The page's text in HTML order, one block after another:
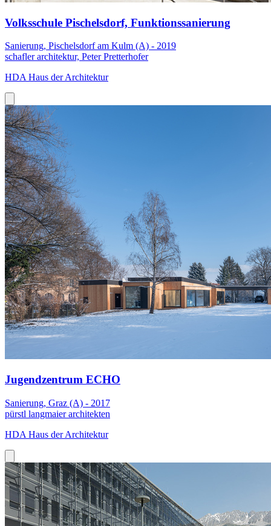
Volksschule Pischelsdorf, Funktionssanierung
Sanierung, Pischelsdorf am Kulm (A) - 2019
schafler architektur, Peter Pretterhofer
HDA Haus der Architektur
Jugendzentrum ECHO
Sanierung, Graz (A) - 2017
pürstl langmaier architekten
HDA Haus der Architektur